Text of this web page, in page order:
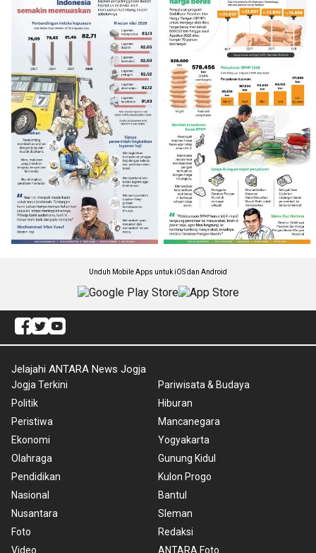
Unduh Mobile Apps untuk iOS dan Android
Jelajahi ANTARA News Jogja
Jogja Terkini
Politik
Peristiwa
Ekonomi
Olahraga
Pendidikan
Nasional
Nusantara
Foto
Video
Pariwisata & Budaya
Hiburan
Mancanegara
Yogyakarta
Gunung Kidul
Kulon Progo
Bantul
Sleman
Redaksi
ANTARA Foto